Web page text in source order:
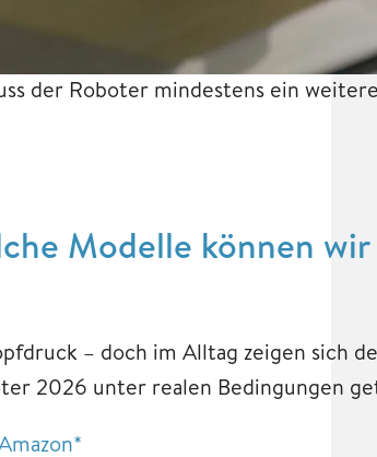
der Roboter mindestens ein
Modelle können wir
– doch im Alltag zeigen sich
2026 unter realen Bedingungen